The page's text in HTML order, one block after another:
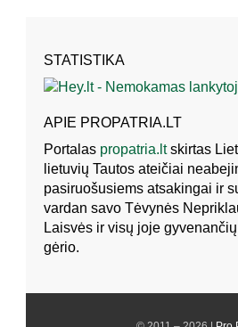
STATISTIKA
APIE PROPATRIA.LT
Portalas propatria.ltskirtas
lietuvių Tautos ateičiai
pasiruošusiems atsakingai ir
vardan savo Tėvynės
Laisvės ir visų joje
gėrio.